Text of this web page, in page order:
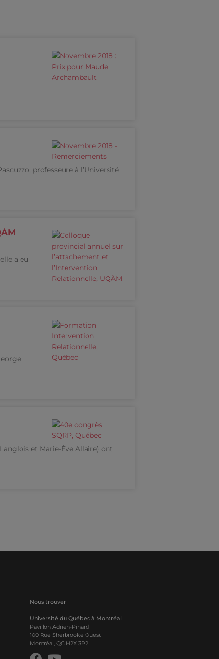
professeure à l’Université
a eu
et Marie-Ève Allaire) ont
Nous trouver
Université du Québec à Montréal
Pavillon Adrien-Pinard
100 Rue Sherbrooke Ouest
Montréal, QC H2X 3P2